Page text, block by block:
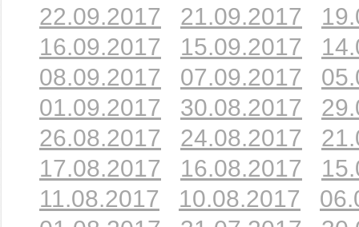
22.09.2017
21.09.2017
16.09.2017
15.09.2017
08.09.2017
07.09.2017
01.09.2017
30.08.2017
26.08.2017
24.08.2017
17.08.2017
16.08.2017
11.08.2017
10.08.2017